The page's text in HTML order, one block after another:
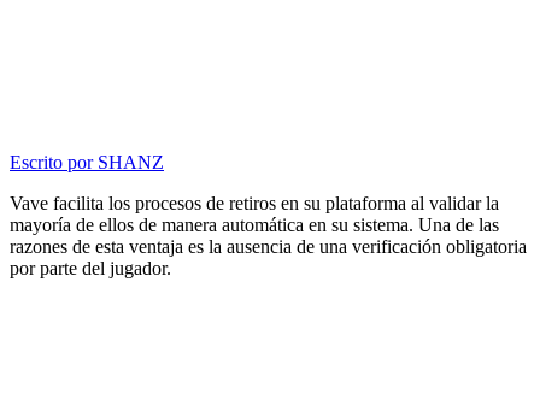
Escrito por SHANZ
Vave facilita los procesos de retiros en su plataforma al validar la
mayoría de ellos de manera automática en su sistema. Una de las
razones de esta ventaja es la ausencia de una verificación obligatoria
por parte del jugador.